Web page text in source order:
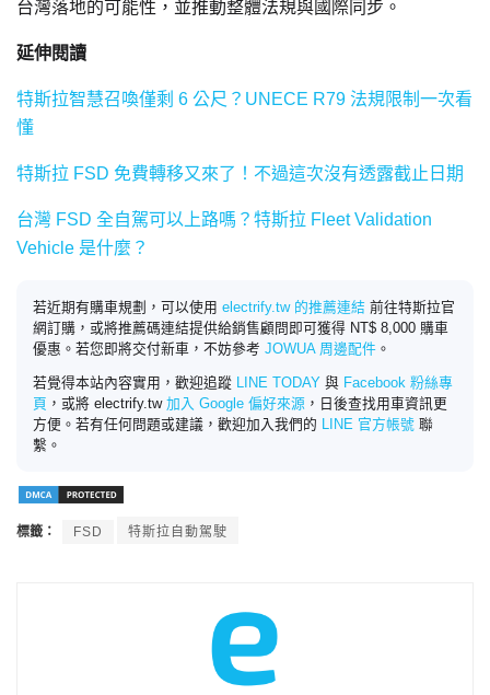
台灣落地的可能性，並推動整體法規與國際同步。
延伸閱讀
特斯拉智慧召喚僅剩 6 公尺？UNECE R79 法規限制一次看
懂
特斯拉 FSD 免費轉移又來了！不過這次沒有透露截止日期
台灣 FSD 全自駕可以上路嗎？特斯拉 Fleet Validation
Vehicle 是什麼？
若近期有購車規劃，可以使用 electrify.tw 的推薦連結 前往特斯拉官
網訂購，或將推薦碼連結提供給銷售顧問即可獲得 NT$ 8,000 購車
優惠。若您即將交付新車，不妨參考 JOWUA 周邊配件 。
若覺得本站內容實用，歡迎追蹤 LINE TODAY 與 Facebook 粉絲專
頁 ，或將 electrify.tw 加入 Google 偏好來源 ，日後查找用車資訊更
方便。若有任何問題或建議，歡迎加入我們的 LINE 官方帳號 聯
繫。
標籤： FSD 特斯拉自動駕駛